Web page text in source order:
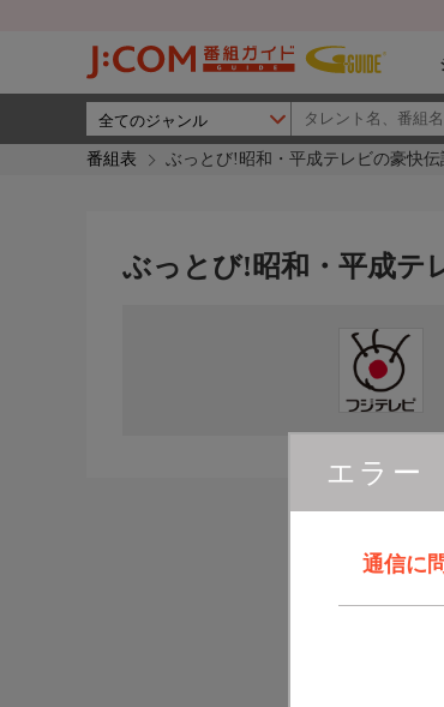
番組表 ぶっとび!昭和・平成テレビの豪快伝
エラー
通信に
ぶっとび!昭和・平成テ